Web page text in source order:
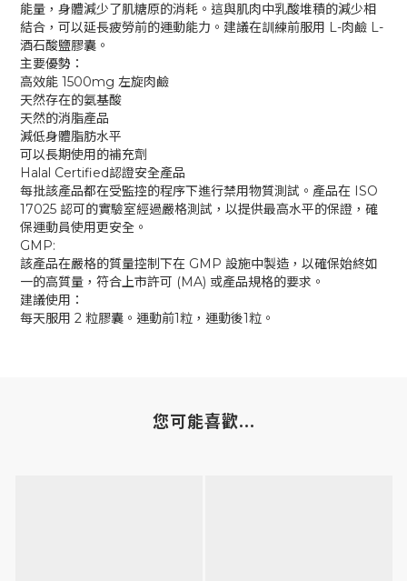
能量，身體減少了肌糖原的消耗。這與肌肉中乳酸堆積的減少相
結合，可以延長疲勞前的運動能力。建議在訓練前服用 L-肉鹼 L-
酒石酸鹽膠囊。
主要優勢：
高效能 1500mg 左旋肉鹼
天然存在的氨基酸
天然的消脂產品
減低身體脂肪水平
可以長期使用的補充劑
Halal Certified認證安全產品
每批該產品都在受監控的程序下進行禁用物質測試。產品在 ISO
17025 認可的實驗室經過嚴格測試，以提供最高水平的保證，確
保運動員使用更安全。
GMP:
該產品在嚴格的質量控制下在 GMP 設施中製造，以確保始終如
一的高質量，符合上市許可 (MA) 或產品規格的要求。
建議使用：
每天服用 2 粒膠囊。運動前1粒，運動後1粒。
您可能喜歡...